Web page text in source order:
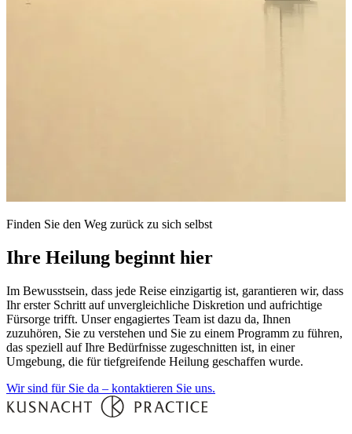
Finden Sie den Weg zurück zu sich selbst
Ihre Heilung beginnt hier
Im Bewusstsein, dass jede Reise einzigartig ist, garantieren wir, dass
Ihr erster Schritt auf unvergleichliche Diskretion und aufrichtige
Fürsorge trifft. Unser engagiertes Team ist dazu da, Ihnen
zuzuhören, Sie zu verstehen und Sie zu einem Programm zu führen,
das speziell auf Ihre Bedürfnisse zugeschnitten ist, in einer
Umgebung, die für tiefgreifende Heilung geschaffen wurde.
Wir sind für Sie da – kontaktieren Sie uns.